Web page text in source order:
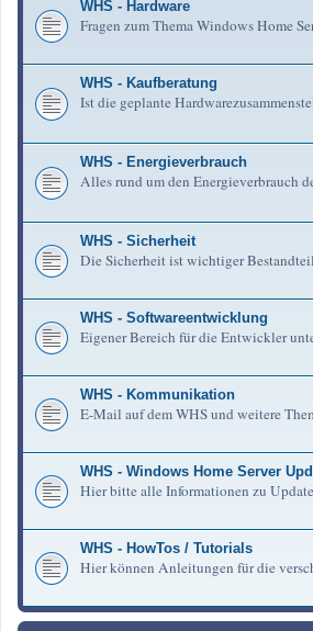
WHS - Hardware
Fragen zum Thema Windows Home
WHS - Kaufberatung
Ist die geplante
WHS - Energieverbrauch
Alles rund um den Energieverbrauch
WHS - Sicherheit
Die Sicherheit ist wichtiger
WHS - Softwareentwicklung
Eigener Bereich für die Entwickler
WHS - Kommunikation
E-Mail auf dem WHS und weitere
WHS - Windows Home Server
Hier bitte alle Informationen zu
WHS - HowTos / Tutorials
Hier können Anleitungen für die